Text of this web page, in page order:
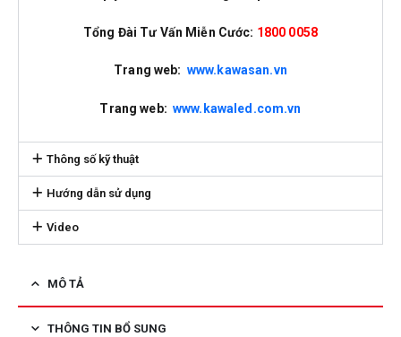
Tổng Đài Tư Vấn Miễn Cước: 1800 0058
Trang web: www.kawasan.vn
Trang web:www.kawaled.com.vn
Thông số kỹ thuật
Hướng dẫn sử dụng
Video
MÔ TẢ
THÔNG TIN BỔ SUNG